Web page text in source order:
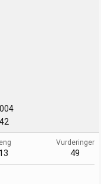
Vurderinger
49